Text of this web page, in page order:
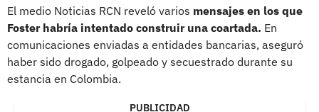
El medio Noticias RCN reveló varios mensajes en los que
Foster habría intentado construir una coartada. En
comunicaciones enviadas a entidades bancarias, aseguró
haber sido drogado, golpeado y secuestrado durante su
estancia en Colombia.
PUBLICIDAD